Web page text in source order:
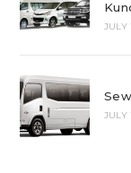
JULY
JULY